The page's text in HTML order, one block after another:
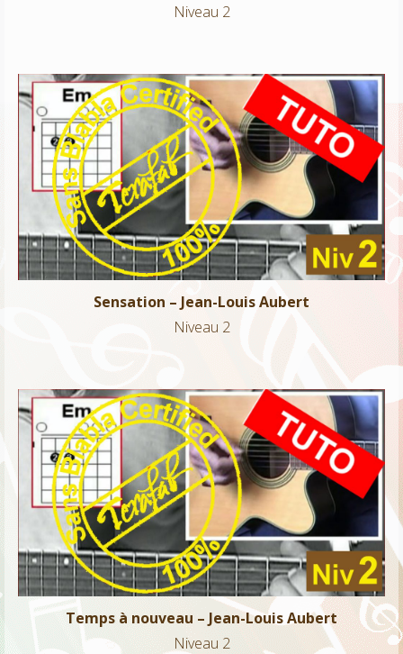
Niveau 2
Sensation – Jean-Louis Aubert
Niveau 2
Sensation – Jean-Louis Aubert
Niveau 2
Temps à nouveau – Jean-Louis Aubert
Niveau 2
Temps à nouveau – Jean-Louis Aubert
Niveau 2